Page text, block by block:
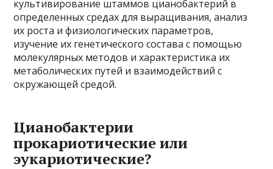
культивирование штаммов цианобактерий в
определенных средах для выращивания, анализ
их роста и физиологических параметров,
изучение их генетического состава с помощью
молекулярных методов и характеристика их
метаболических путей и взаимодействий с
окружающей средой.
Цианобактерии
прокариотические или
эукариотические?